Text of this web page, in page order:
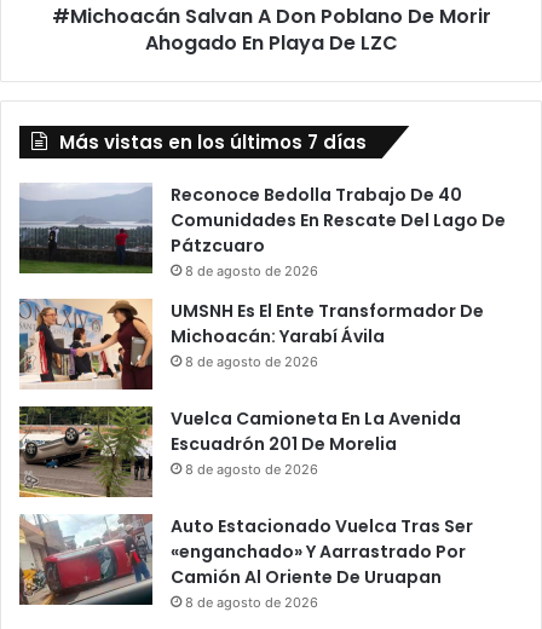
Playa#Michoacán Salvan A Don Poblano De Morir
Ahogado En Playa De LZC
Más vistas en los últimos 7 días
Reconoce Bedolla Trabajo De 40
Comunidades En Rescate Del Lago De
Pátzcuaro
8 de agosto de 2026
UMSNH Es El Ente Transformador De
Michoacán: Yarabí Ávila
8 de agosto de 2026
Vuelca Camioneta En La Avenida
Escuadrón 201 De Morelia
8 de agosto de 2026
Auto Estacionado Vuelca Tras Ser
«enganchado» Y Aarrastrado Por
Camión Al Oriente De Uruapan
8 de agosto de 2026